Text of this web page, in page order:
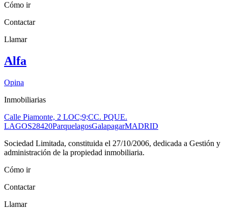
Cómo ir
Contactar
Llamar
Alfa
Opina
Inmobiliarias
Calle Piamonte, 2 LOC;9;CC. PQUE.
LAGOS28420ParquelagosGalapagarMADRID
Sociedad Limitada, constituida el 27/10/2006, dedicada a Gestión y
administración de la propiedad inmobiliaria.
Cómo ir
Contactar
Llamar